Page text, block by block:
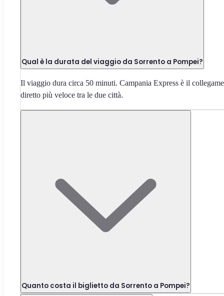
Qual è la durata del viaggio da Sorrento a Pompei?
Il viaggio dura circa 50 minuti. Campania Express è il
diretto più veloce tra le due città.
Quanto costa il biglietto da Sorrento a Pompei?